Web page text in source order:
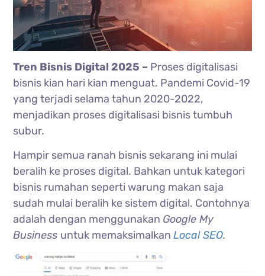
Tren Bisnis Digital 2025 – Proses digitalisasi
bisnis kian hari kian menguat. Pandemi Covid-19
yang terjadi selama tahun 2020-2022,
menjadikan proses digitalisasi bisnis tumbuh
subur.
Hampir semua ranah bisnis sekarang ini mulai
beralih ke proses digital. Bahkan untuk kategori
bisnis rumahan seperti warung makan saja
sudah mulai beralih ke sistem digital. Contohnya
adalah dengan menggunakan Google My
Business untuk memaksimalkanLocal SEO.